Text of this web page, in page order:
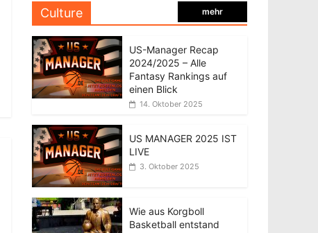
Culture mehr
US-Manager Recap
2024/2025 – Alle
Fantasy Rankings auf
einen Blick
14. Oktober 2025
US MANAGER 2025 IST
LIVE
3. Oktober 2025
Wie aus Korgboll
Basketball entstand